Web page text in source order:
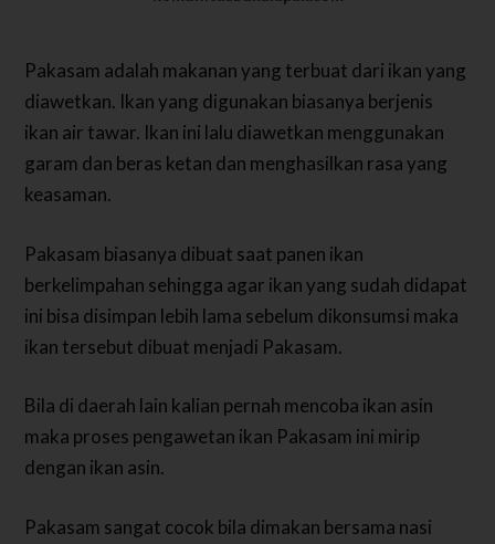
Pakasam adalah makanan yang terbuat dari ikan yang
diawetkan. Ikan yang digunakan biasanya berjenis
ikan air tawar. Ikan ini lalu diawetkan menggunakan
garam dan beras ketan dan menghasilkan rasa yang
keasaman.
Pakasam biasanya dibuat saat panen ikan
berkelimpahan sehingga agar ikan yang sudah didapat
ini bisa disimpan lebih lama sebelum dikonsumsi maka
ikan tersebut dibuat menjadi Pakasam.
Bila di daerah lain kalian pernah mencoba ikan asin
maka proses pengawetan ikan Pakasam ini mirip
dengan ikan asin.
Pakasam sangat cocok bila dimakan bersama nasi